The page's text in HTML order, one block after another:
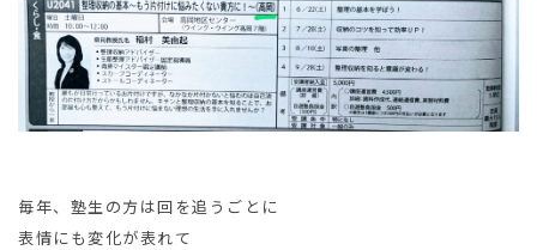
毎年、塾生の方は回を追うごとに
表情にも変化が表れて